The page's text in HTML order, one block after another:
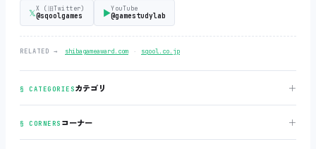
𝕏X (旧Twitter)
@sqoolgames ▶YouTube
@gamestudylab
RELATED → shibagameaward.com ‧ sqool.co.jp
§ CATEGORIESカテゴリ ＋
§ CORNERS コーナー ＋